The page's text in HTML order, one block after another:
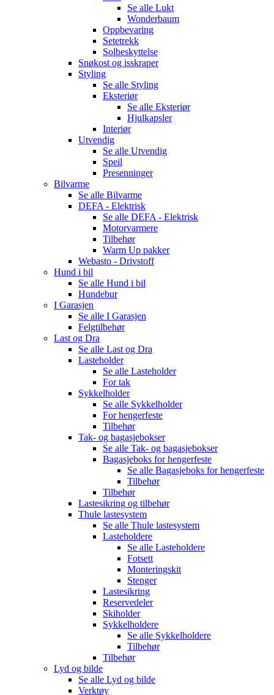
Se alle Lukt
Wonderbaum
Oppbevaring
Setetrekk
Solbeskyttelse
Snøkost og isskraper
Styling
Se alle Styling
Eksteriør
Se alle Eksteriør
Hjulkapsler
Interiør
Utvendig
Se alle Utvendig
Speil
Presenninger
Bilvarme
Se alle Bilvarme
DEFA - Elektrisk
Se alle DEFA - Elektrisk
Motorvarmere
Tilbehør
Warm Up pakker
Webasto - Drivstoff
Hund i bil
Se alle Hund i bil
Hundebur
I Garasjen
Se alle I Garasjen
Felgtilbehør
Last og Dra
Se alle Last og Dra
Lasteholder
Se alle Lasteholder
For tak
Sykkelholder
Se alle Sykkelholder
For hengerfeste
Tilbehør
Tak- og bagasjebokser
Se alle Tak- og bagasjebokser
Bagasjeboks for hengerfeste
Se alle Bagasjeboks for hengerfeste
Tilbehør
Tilbehør
Lastesikring og tilbehør
Thule lastesystem
Se alle Thule lastesystem
Lasteholdere
Se alle Lasteholdere
Fotsett
Monteringskit
Stenger
Lastesikring
Reservedeler
Skiholder
Sykkelholdere
Se alle Sykkelholdere
Tilbehør
Tilbehør
Lyd og bilde
Se alle Lyd og bilde
Verktøy